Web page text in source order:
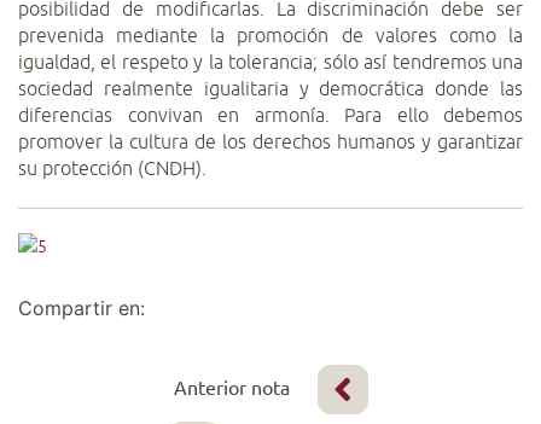
posibilidad de modificarlas. La discriminación debe ser
prevenida mediante la promoción de valores como la
igualdad, el respeto y la tolerancia; sólo así tendremos una
sociedad realmente igualitaria y democrática donde las
diferencias convivan en armonía. Para ello debemos
promover la cultura de los derechos humanos y garantizar
su protección (CNDH).
Compartir en:
Anterior nota